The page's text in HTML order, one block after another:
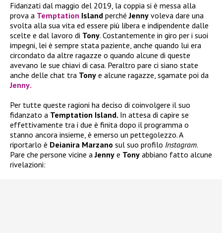
Fidanzati dal maggio del 2019, la coppia si è messa alla
prova a Temptation Island perchéJenny voleva dare una
svolta alla sua vita ed essere più libera e indipendente dalle
scelte e dal lavoro di Tony. Costantemente in giro per i suoi
impegni, lei è sempre stata paziente, anche quando lui era
circondato da altre ragazze o quando alcune di queste
avevano le sue chiavi di casa. Peraltro pare ci siano state
anche delle chat tra Tony e alcune ragazze, sgamate poi da
Jenny.
Per tutte queste ragioni ha deciso di coinvolgere il suo
fidanzato a Temptation Island. In attesa di capire se
effettivamente tra i due è finita dopo il programma o
stanno ancora insieme, è emerso un pettegolezzo. A
riportarlo è Deianira Marzano sul suo profilo Instagram.
Pare che persone vicine aJenny e Tony abbiano fatto alcune
rivelazioni: